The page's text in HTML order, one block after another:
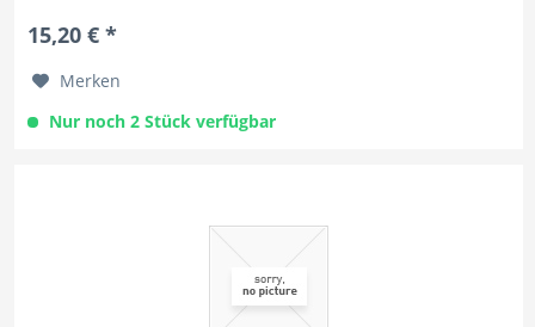
15,20 € *
Merken
Nur noch 2 Stück verfügbar